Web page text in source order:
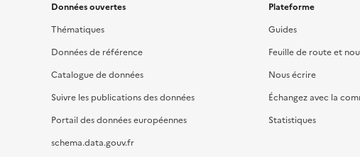
Données ouvertes
Thématiques
Données de référence
Catalogue de données
Suivre les publications des données
Portail des données européennes
schema.data.gouv.fr
Plateforme
Guides
Feuille de route et
Nous écrire
Échangez avec la
Statistiques